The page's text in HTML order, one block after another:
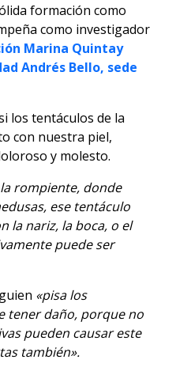
formación como
como investigador
Marina Quintay
Andrés Bello, sede
los tentáculos de la
con nuestra piel,
y molesto.
rompiente, donde
ese tentáculo
la nariz, la boca, o el
puede ser
«pisa los
tener daño, porque no
pueden causar este
también».